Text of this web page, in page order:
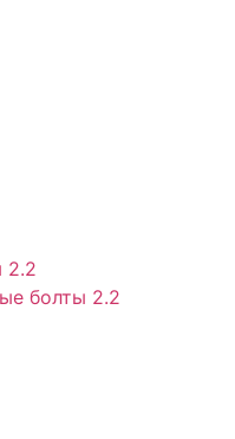
2.2
болты 2.2